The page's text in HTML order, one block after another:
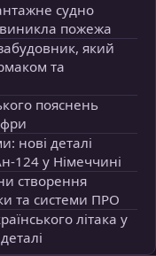
судно
пожежа
який
та
пояснень
нові деталі
124 у Німеччині
створення
та системи ПРО
літака у